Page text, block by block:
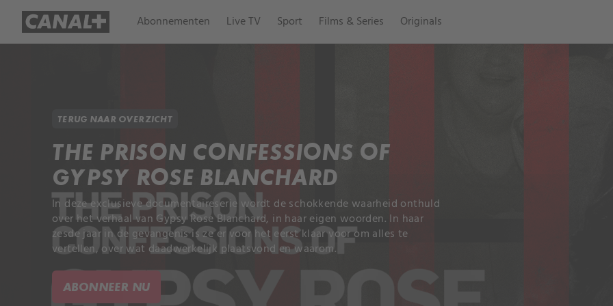
Abonnementen Live TV Sport Films & Series Originals
TERUG NAAR OVERZICHT
THE PRISON CONFESSIONS OF
GYPSY ROSE BLANCHARD
In deze exclusieve documentaireserie wordt de schokkende waarheid onthuld
over het verhaal van Gypsy Rose Blanchard, in haar eigen woorden. In haar
zesde jaar in de gevangenis is ze er voor het eerst klaar voor om alles te
vertellen, over wat daadwerkelijk plaatsvond en waarom.
ABONNEER NU